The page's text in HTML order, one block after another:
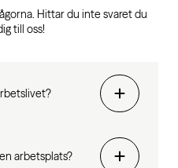
Hittar du inte svaret du
till oss!
arbetsplats?